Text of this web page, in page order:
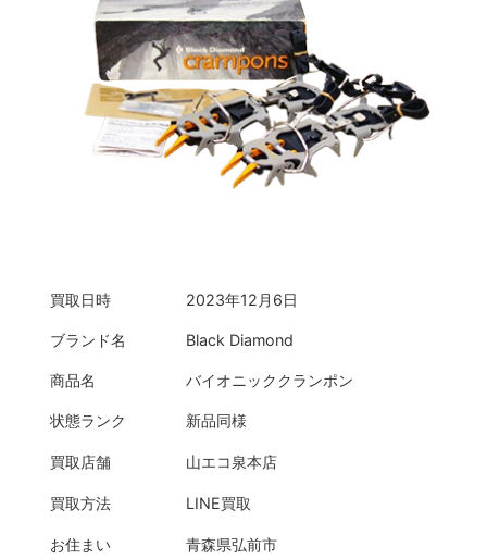
買取日時 2023年12月6日
ブランド名 Black Diamond
商品名 バイオニッククランポン
状態ランク 新品同様
買取店舗 山エコ泉本店
買取方法 LINE買取
お住まい 青森県弘前市